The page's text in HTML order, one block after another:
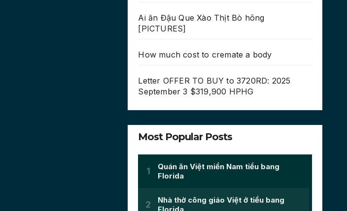
Ai ăn Đậu Que Xào Thịt Bò hông
[PICTURES]
How much cost to cremate a body
Letter OFFER TO BUY to 3720RD: 2025
September 3 $319,900 HPHG
Most Popular Posts